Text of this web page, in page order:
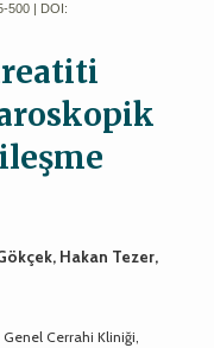
500 | DOI:
Hakan Tezer,
Cerrahi Kliniği,